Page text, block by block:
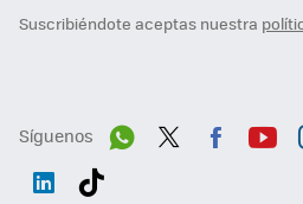
Suscribiéndote aceptas nuestra
Síguenos